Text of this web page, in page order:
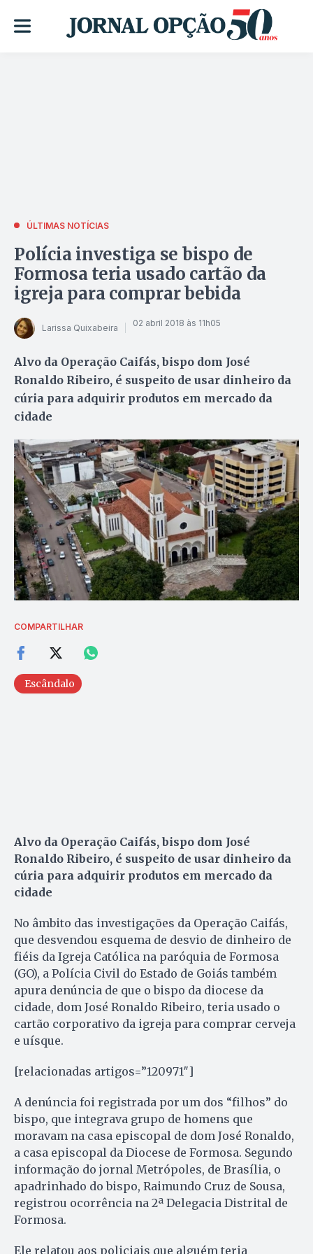
ÚLTIMAS NOTÍCIAS
Polícia investiga se bispo de
Formosa teria usado cartão da
igreja para comprar bebida
Larissa Quixabeira 02 abril 2018 às 11h05
Alvo da Operação Caifás, bispo dom José
Ronaldo Ribeiro, é suspeito de usar dinheiro da
cúria para adquirir produtos em mercado da
cidade
COMPARTILHAR
Escândalo
Alvo da Operação Caifás, bispo dom José
Ronaldo Ribeiro, é suspeito de usar dinheiro da
cúria para adquirir produtos em mercado da
cidade
No âmbito das investigações da Operação Caifás,
que desvendou esquema de desvio de dinheiro de
fiéis da Igreja Católica na paróquia de Formosa
(GO), a Polícia Civil do Estado de Goiás também
apura denúncia de que o bispo da diocese da
cidade, dom José Ronaldo Ribeiro, teria usado o
cartão corporativo da igreja para comprar cerveja
e uísque.
[relacionadas artigos=”120971″]
A denúncia foi registrada por um dos “filhos” do
bispo, que integrava grupo de homens que
moravam na casa episcopal de dom José Ronaldo,
a casa episcopal da Diocese de Formosa. Segundo
informação do jornal Metrópoles, de Brasília, o
apadrinhado do bispo, Raimundo Cruz de Sousa,
registrou ocorrência na 2ª Delegacia Distrital de
Formosa.
Ele relatou aos policiais que alguém teria